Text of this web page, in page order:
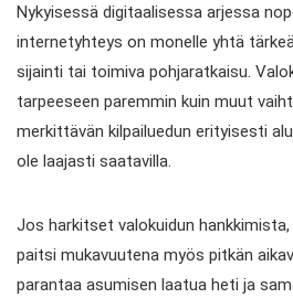
Nykyisessä digitaalisessa arjessa
internetyhteys on monelle yhtä
sijainti tai toimiva pohjaratkaisu.
tarpeeseen paremmin kuin muut
merkittävän kilpailuedun erityisesti
ole laajasti saatavilla.
Jos harkitset valokuidun
paitsi mukavuutena myös pitkän
parantaa asumisen laatua heti ja